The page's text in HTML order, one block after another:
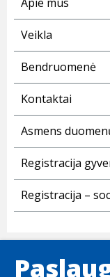
Veikla
Bendruomenė
Kontaktai
Asmens
Registracija
Registracija –